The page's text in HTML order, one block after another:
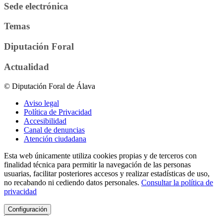
Sede electrónica
Temas
Diputación Foral
Actualidad
© Diputación Foral de Álava
Aviso legal
Política de Privacidad
Accesibilidad
Canal de denuncias
Atención ciudadana
Esta web únicamente utiliza cookies propias y de terceros con
finalidad técnica para permitir la navegación de las personas
usuarias, facilitar posteriores accesos y realizar estadísticas de uso,
no recabando ni cediendo datos personales. Consultar la política de
privacidad
Configuración